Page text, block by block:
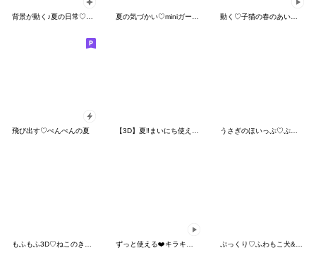
背景が動く♪夏の日常♡大人ガーリー 夏の気づかい♡miniガール＆ビション 動く♡子猫の春のあいさつ
飛び出す♡ぺんぺんの夏 うさぎのほいっぷ♡ぷっくり夏